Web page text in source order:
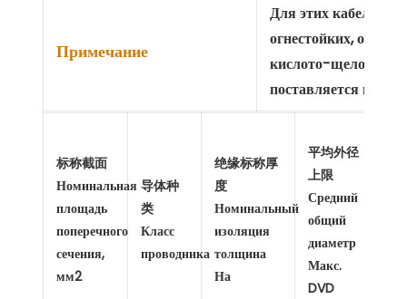
Примечание
Для этих кабелей
огнестойких,
кислото-щелочных
поставляется по
标称截面
Номинальная
площадь
поперечного
сечения,
мм2
导体种
类
Класс
проводника
绝缘标称厚
度
Номинальный
изоляция
толщина
На
平均外径
上限
Средний
общий
диаметр
Макс.
DVD